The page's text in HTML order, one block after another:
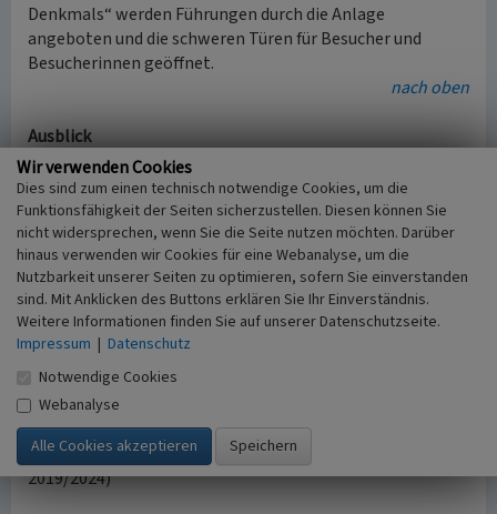
Denkmals“ werden Führungen durch die Anlage
angeboten und die schweren Türen für Besucher und
Besucherinnen geöffnet.
nach oben
Ausblick
Ob die unterirdische Kölner Zeitkapsel noch weitere Jahre
oder gar Jahrzehnte überdauert, ist jedoch fraglich. Es
gibt Planungen, die zwei Standorte der Gesamtschule
Lindenthal am Alten Militärring zusammenzulegen,
womit die weitere Nutzung an der Berrenrather Straße
dann offen wäre.
Robert Schwienbacher vom Dokk plädiert für einen Erhalt
des Bunkers als„ein wichtiges Kapitel Kölner
Stadtgeschichte. … Das Grundstück soll verkauft werden.
Und ob ein privater Investor an einem Fortbestand der
Anlage Interesse hätte, ist fraglich.“
(Franz-Josef Knöchel, Digitales Kulturerbe LVR,
2019/2024)
Wir verwenden Cookies
Dies sind zum einen technisch notwendige Cookies, um die
Funktionsfähigkeit der Seiten sicherzustellen. Diesen können Sie
nicht widersprechen, wenn Sie die Seite nutzen möchten. Darüber
hinaus verwenden wir Cookies für eine Webanalyse, um die
Nutzbarkeit unserer Seiten zu optimieren, sofern Sie einverstanden
sind. Mit Anklicken des Buttons erklären Sie Ihr Einverständnis.
Weitere Informationen finden Sie auf unserer Datenschutzseite.
Impressum | Datenschutz
Notwendige Cookies
Webanalyse